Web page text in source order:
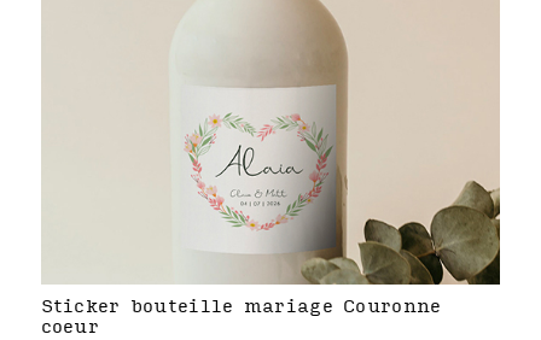
Sticker bouteille mariage Couronne
coeur